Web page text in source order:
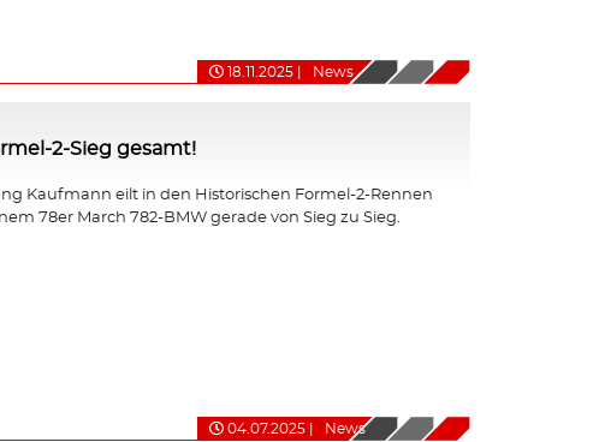
18.11.2025 News
2-Sieg gesamt!
Kaufmann eilt in den Historischen Formel-2-Rennen
78er March 782-BMW gerade von Sieg zu Sieg.
04.07.2025 News